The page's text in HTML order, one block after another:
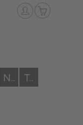
N.. T..